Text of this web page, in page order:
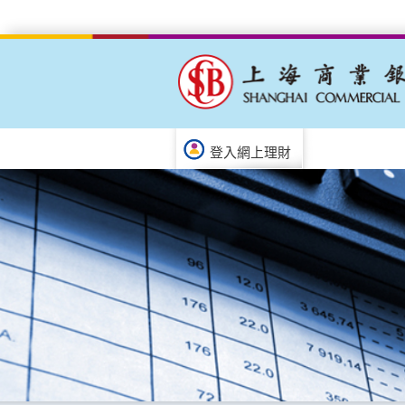
登入網上理財